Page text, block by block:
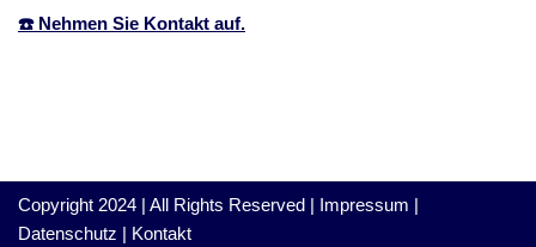
☎️ Nehmen Sie Kontakt auf.
Copyright 2024 | All Rights Reserved | Impressum |
Datenschutz | Kontakt